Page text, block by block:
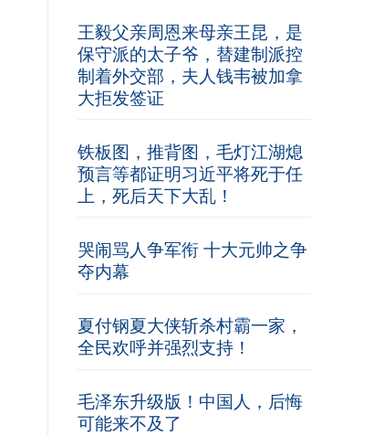
王毅父亲周恩来母亲王昆，是
保守派的太子爷，替建制派控
制着外交部，夫人钱韦被加拿
大拒发签证
铁板图，推背图，毛灯江湖熄
预言等都证明习近平将死于任
上，死后天下大乱！
哭闹骂人争军衔 十大元帅之争
夺内幕
夏付钢夏大侠斩杀村霸一家，
全民欢呼并强烈支持！
毛泽东升级版！中国人，后悔
可能来不及了